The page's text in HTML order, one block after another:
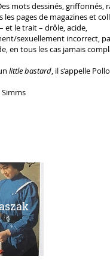
mots dessinés, griffonnés,
pages de magazines et
et le trait – drôle, acide,
sexuellement incorrect,
en tous les cas jamais
little bastard, il s’appelle